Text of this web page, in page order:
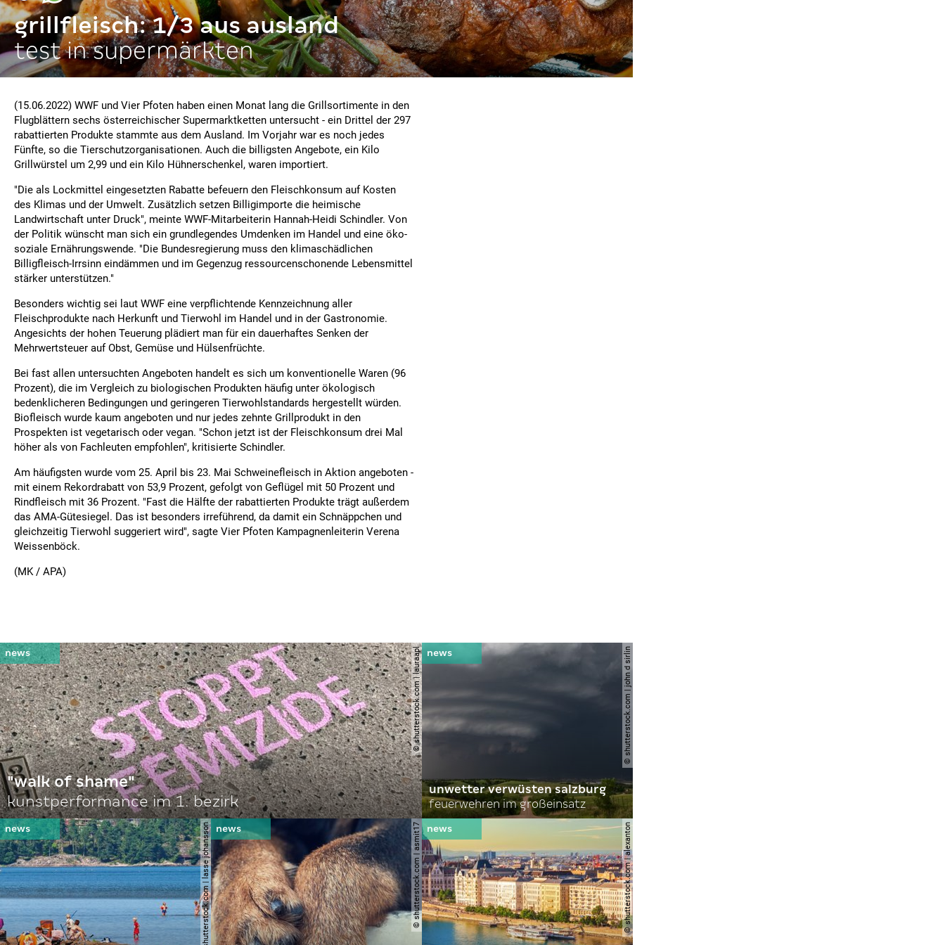
grillfleisch: 1/3 aus ausland
test in supermärkten
(15.06.2022) WWF und Vier Pfoten haben einen Monat lang die Grillsortimente in den
Flugblättern sechs österreichischer Supermarktketten untersucht - ein Drittel der 297
rabattierten Produkte stammte aus dem Ausland. Im Vorjahr war es noch jedes
Fünfte, so die Tierschutzorganisationen. Auch die billigsten Angebote, ein Kilo
Grillwürstel um 2,99 und ein Kilo Hühnerschenkel, waren importiert.
"Die als Lockmittel eingesetzten Rabatte befeuern den Fleischkonsum auf Kosten
des Klimas und der Umwelt. Zusätzlich setzen Billigimporte die heimische
Landwirtschaft unter Druck", meinte WWF-Mitarbeiterin Hannah-Heidi Schindler. Von
der Politik wünscht man sich ein grundlegendes Umdenken im Handel und eine öko-
soziale Ernährungswende. "Die Bundesregierung muss den klimaschädlichen
Billigfleisch-Irrsinn eindämmen und im Gegenzug ressourcenschonende Lebensmittel
stärker unterstützen."
Besonders wichtig sei laut WWF eine verpflichtende Kennzeichnung aller
Fleischprodukte nach Herkunft und Tierwohl im Handel und in der Gastronomie.
Angesichts der hohen Teuerung plädiert man für ein dauerhaftes Senken der
Mehrwertsteuer auf Obst, Gemüse und Hülsenfrüchte.
Bei fast allen untersuchten Angeboten handelt es sich um konventionelle Waren (96
Prozent), die im Vergleich zu biologischen Produkten häufig unter ökologisch
bedenklicheren Bedingungen und geringeren Tierwohlstandards hergestellt würden.
Biofleisch wurde kaum angeboten und nur jedes zehnte Grillprodukt in den
Prospekten ist vegetarisch oder vegan. "Schon jetzt ist der Fleischkonsum drei Mal
höher als von Fachleuten empfohlen", kritisierte Schindler.
Am häufigsten wurde vom 25. April bis 23. Mai Schweinefleisch in Aktion angeboten -
mit einem Rekordrabatt von 53,9 Prozent, gefolgt von Geflügel mit 50 Prozent und
Rindfleisch mit 36 Prozent. "Fast die Hälfte der rabattierten Produkte trägt außerdem
das AMA-Gütesiegel. Das ist besonders irreführend, da damit ein Schnäppchen und
gleichzeitig Tierwohl suggeriert wird", sagte Vier Pfoten Kampagnenleiterin Verena
Weissenböck.
(MK / APA)
© shutterstock.com | lauraapl
"walk of shame"
kunstperformance im 1. bezirk
© shutterstock.com | john d sirlin
unwetter verwüsten salzburg
feuerwehren im großeinsatz
© shutterstock.com | lasse johansson © shutterstock.com | asmit17 © shutterstock.com | alexanton